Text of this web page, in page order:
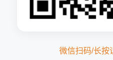
微信扫码/长按